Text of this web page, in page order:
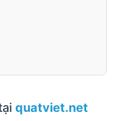
quatviet.net